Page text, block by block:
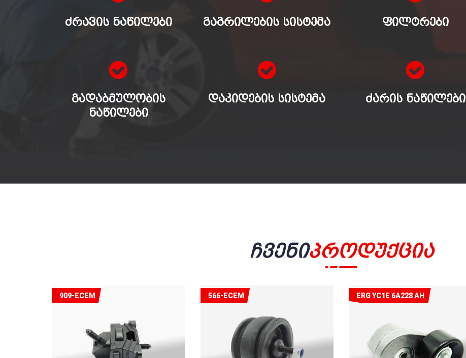
ᲫᲠᲐᲕᲘᲡ ᲜᲐᲬᲘᲚᲔᲑᲘ ᲒᲐᲒᲠᲘᲚᲔᲑᲘᲡ ᲡᲘᲡᲢᲔᲛᲐ ᲤᲘᲚᲢᲠᲔᲑᲘ
ᲒᲐᲓᲐᲑᲛᲣᲚᲝᲑᲘᲡ
ᲜᲐᲬᲘᲚᲔᲑᲘ
ᲓᲐᲙᲘᲓᲔᲑᲘᲡ ᲡᲘᲡᲢᲔᲛᲐ ᲫᲐᲠᲘᲡ ᲜᲐᲬᲘᲚᲔᲑᲘ
ᲩვენიᲞროდუქცია
909-ECEM 566-ECEM ERG YC1E 6A228 AH